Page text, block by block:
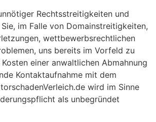
Rechtsstreitigkeiten und
im Falle von Domainstreitigkeiten,
wettbewerbsrechtlichen
uns bereits im Vorfeld zu
einer anwaltlichen Abmahnung
Kontaktaufnahme mit dem
wird im Sinne
als unbegründet